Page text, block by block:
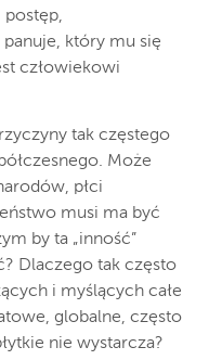
postęp,
który mu się
człowiekowi
tak częstego
Może
płci
musi ma być
by ta „inność”
Dlaczego tak często
i myślących całe
globalne, często
nie wystarcza?